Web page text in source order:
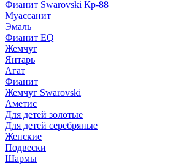
Фианит Swarovski Кр-88
Муассанит
Эмаль
Фианит EQ
Жемчуг
Янтарь
Агат
Фианит
Жемчуг Swarovski
Аметис
Для детей золотые
Для детей серебряные
Женские
Подвески
Шармы